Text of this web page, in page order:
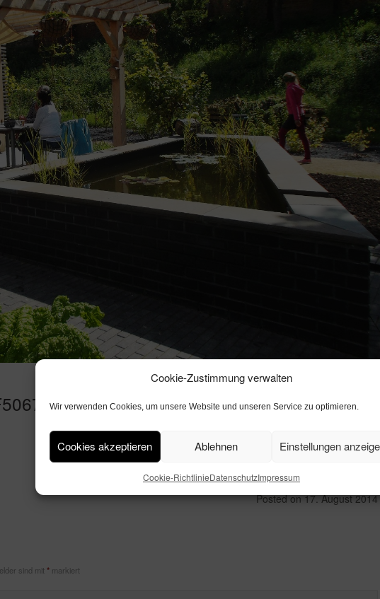
Cookie-Zustimmung verwalten
Wir verwenden Cookies, um unsere Website und unseren Service zu optimieren.
Cookies akzeptieren Ablehnen Einstellungen
Cookie-RichtlinieDatenschutzImpressum
Posted on17. August 2014
sind mit * markiert